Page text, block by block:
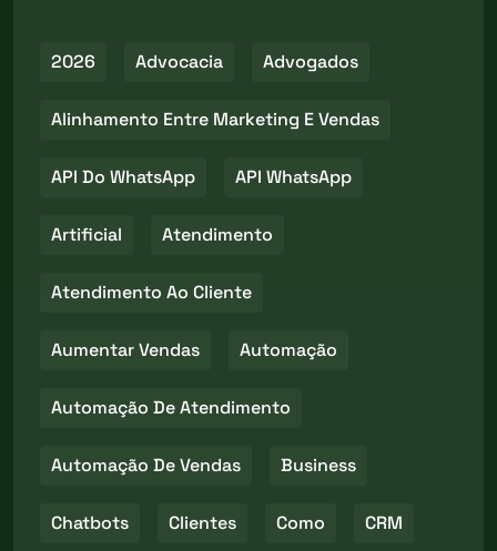
2026 Advocacia Advogados
Alinhamento Entre Marketing E Vendas
API Do WhatsApp API WhatsApp
Artificial Atendimento
Atendimento Ao Cliente
Aumentar Vendas Automação
Automação De Atendimento
Automação De Vendas Business
Chatbots Clientes Como CRM